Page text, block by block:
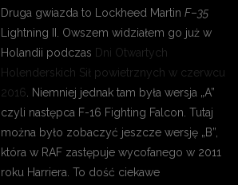
Druga gwiazda to Lockheed Martin F–35
Lightning II. Owszem widziałem go już w
Holandii podczas Dni Otwartych
Holenderskich Sił powietrznych w czerwcu
2016 . Niemniej jednak tam była wersja „A”
czyli następca F-16 Fighting Falcon. Tutaj
można było zobaczyć jeszcze wersję „B”,
która w RAF zastępuje wycofanego w 2011
roku Harriera. To dość ciekawe